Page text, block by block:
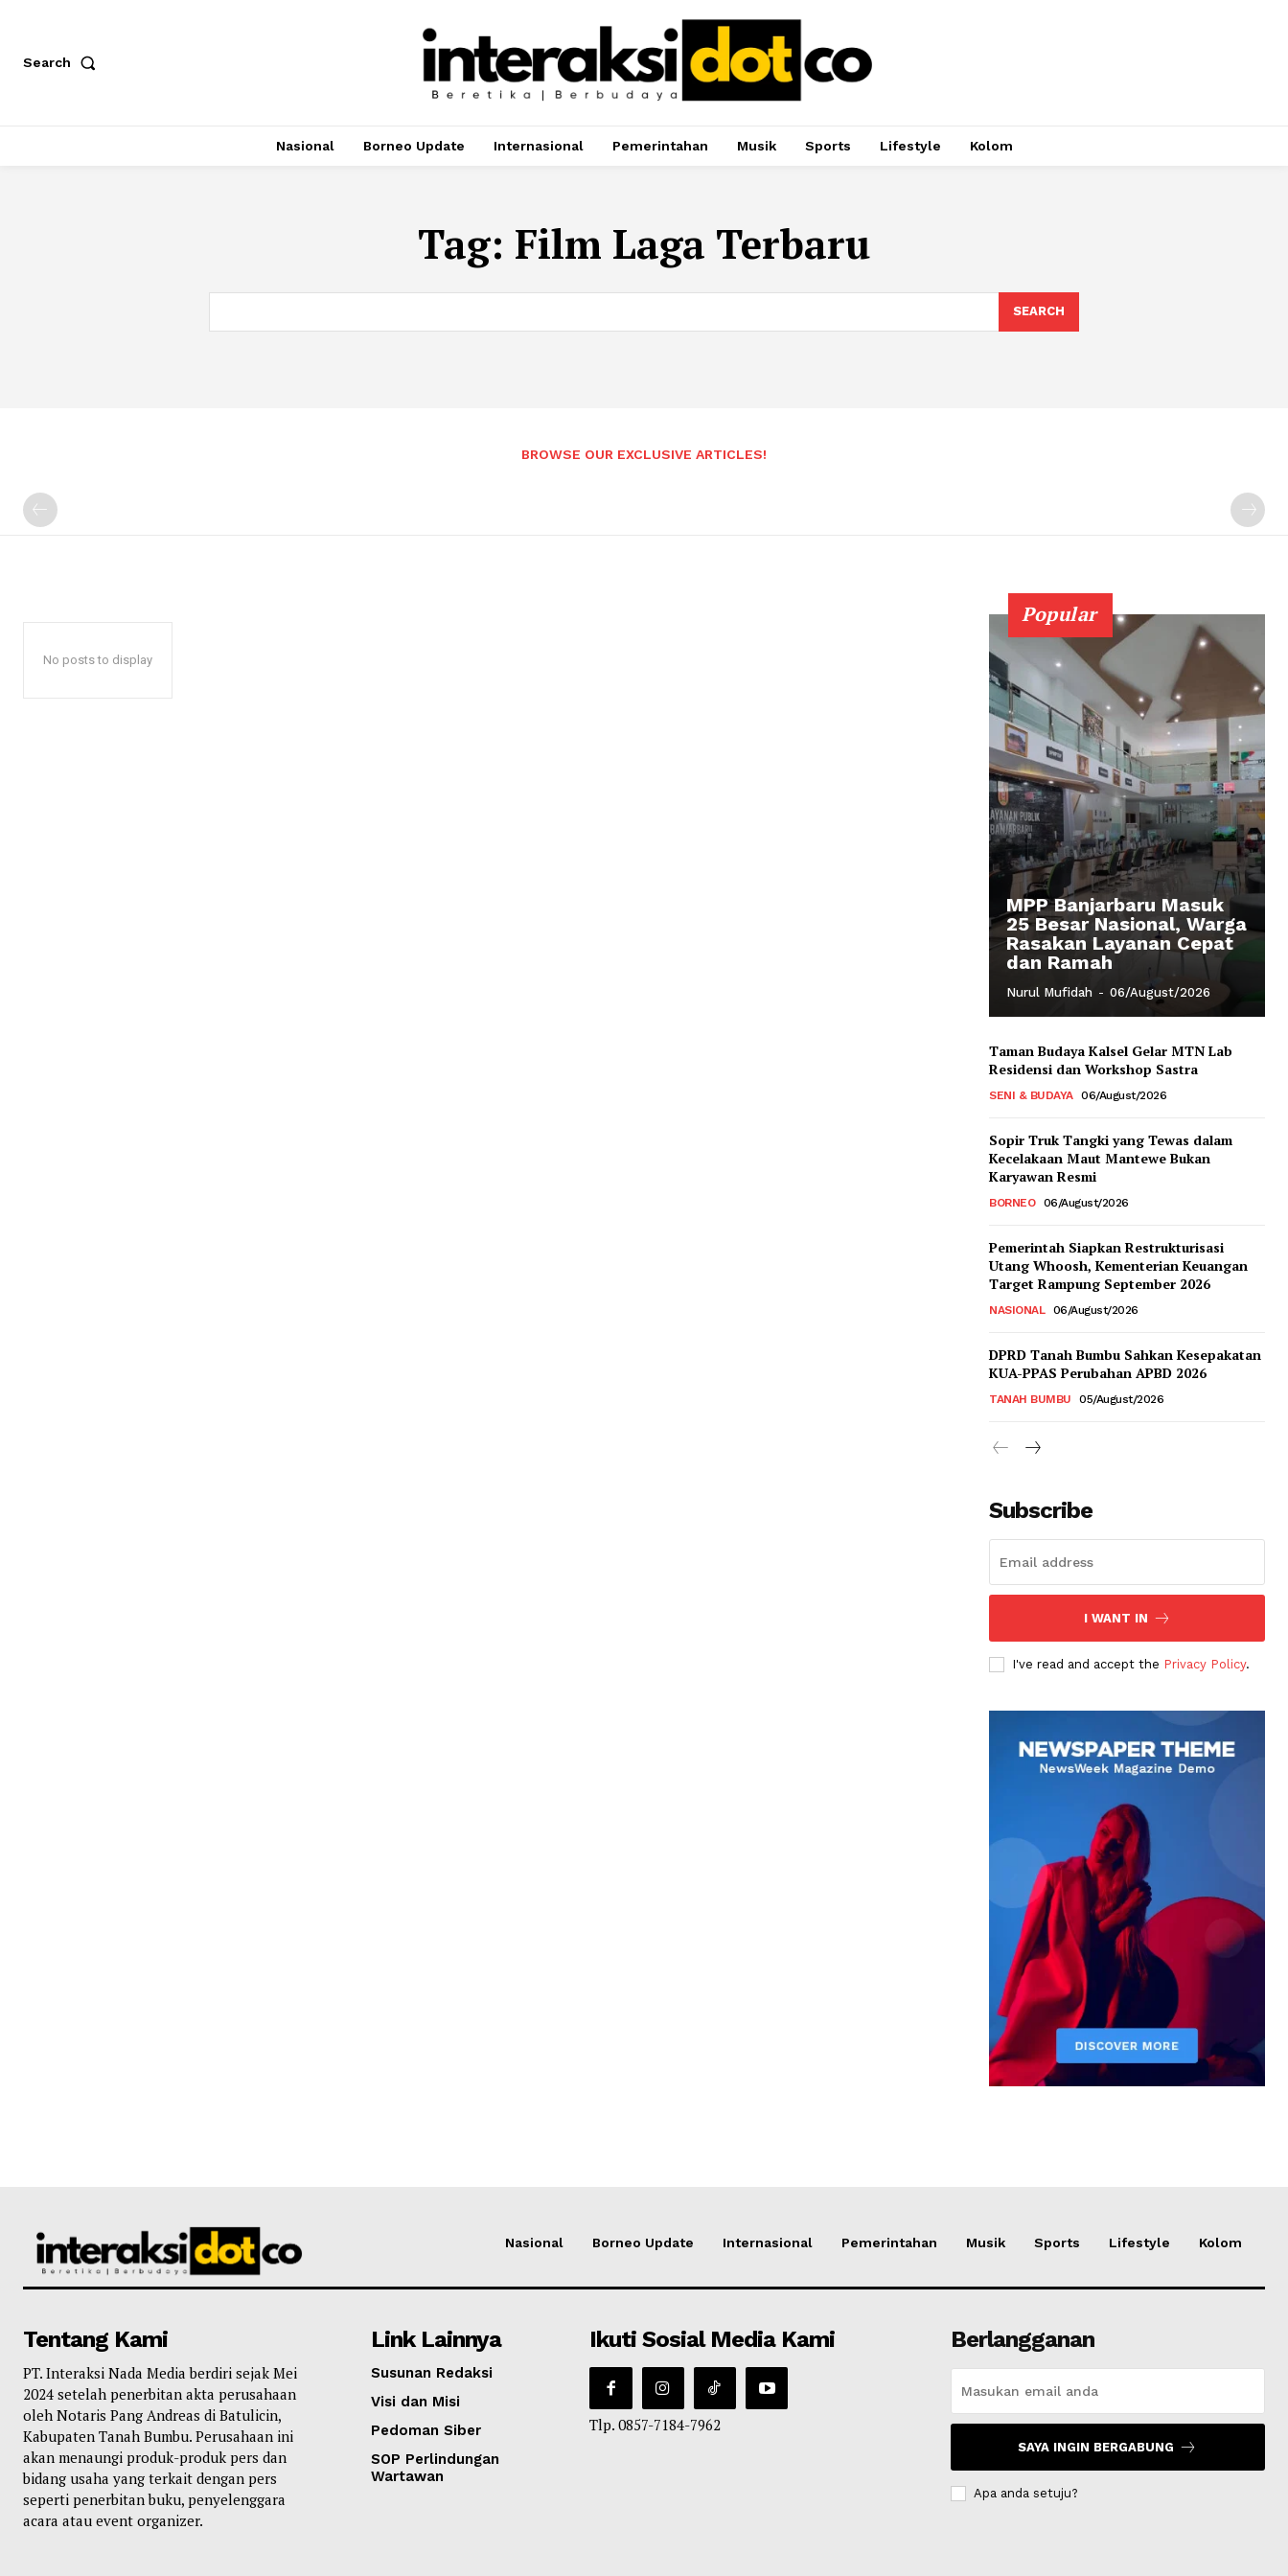
Search
Nasional Borneo Update Internasional Pemerintahan Musik Sports Lifestyle Kolom
Tag: Film Laga Terbaru
SEARCH
BROWSE OUR EXCLUSIVE ARTICLES!
No posts to display
Popular
MPP Banjarbaru Masuk
25 Besar Nasional, Warga
Rasakan Layanan Cepat
dan Ramah
Nurul Mufidah - 06/August/2026
Taman Budaya Kalsel Gelar MTN Lab
Residensi dan Workshop Sastra
SENI & BUDAYA 06/August/2026
Sopir Truk Tangki yang Tewas dalam
Kecelakaan Maut Mantewe Bukan
Karyawan Resmi
BORNEO 06/August/2026
Pemerintah Siapkan Restrukturisasi
Utang Whoosh, Kementerian Keuangan
Target Rampung September 2026
NASIONAL 06/August/2026
DPRD Tanah Bumbu Sahkan Kesepakatan
KUA-PPAS Perubahan APBD 2026
TANAH BUMBU 05/August/2026
Subscribe
I WANT IN
I've read and accept the Privacy Policy.
Nasional Borneo Update Internasional Pemerintahan Musik Sports Lifestyle Kolom
Tentang Kami
PT. Interaksi Nada Media berdiri sejak Mei
2024 setelah penerbitan akta perusahaan
oleh Notaris Pang Andreas di Batulicin,
Kabupaten Tanah Bumbu. Perusahaan ini
akan menaungi produk-produk pers dan
bidang usaha yang terkait dengan pers
seperti penerbitan buku, penyelenggara
acara atau event organizer.
Link Lainnya
Susunan Redaksi
Visi dan Misi
Pedoman Siber
SOP Perlindungan
Wartawan
Ikuti Sosial Media Kami
Tlp. 0857-7184-7962
Berlangganan
SAYA INGIN BERGABUNG
Apa anda setuju?